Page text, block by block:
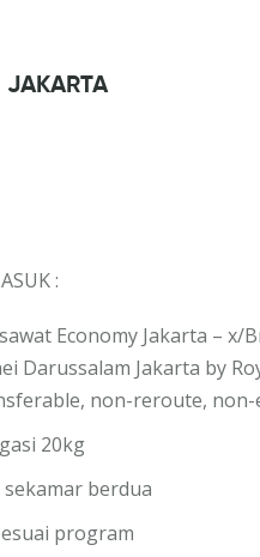
:
Economy Jakarta – x/
Darussalam Jakarta by
non-reroute,
20kg
berdua
program